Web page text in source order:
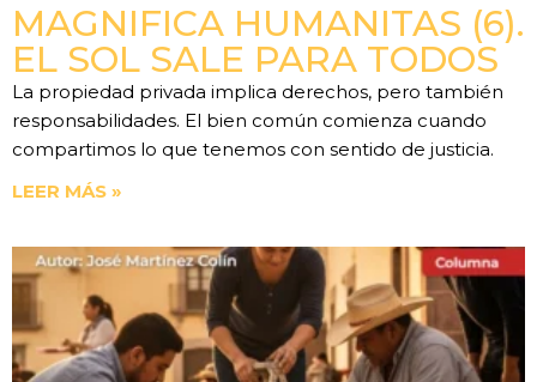
MAGNIFICA HUMANITAS (6).
EL SOL SALE PARA TODOS
La propiedad privada implica derechos, pero también
responsabilidades. El bien común comienza cuando
compartimos lo que tenemos con sentido de justicia.
LEER MÁS »